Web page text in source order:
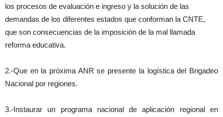
los procesos de evaluación e ingreso y la solución de las
demandas de los diferentes estados que conforman la CNTE,
que son consecuencias de la imposición de la mal llamada
reforma educativa.
2.-Que en la próxima ANR se presente la logística del Brigadeo
Nacional por regiones.
3.-Instaurar un programa nacional de aplicación regional en